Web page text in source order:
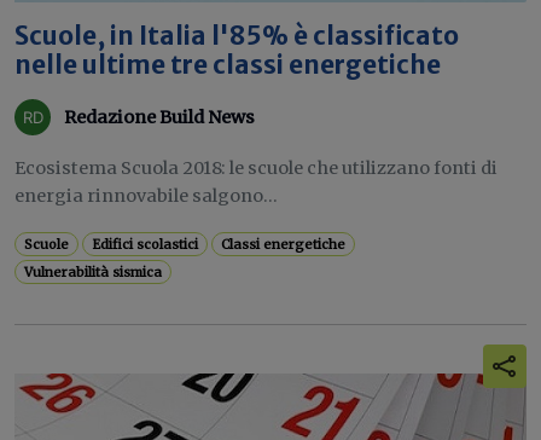
Scuole, in Italia l'85% è classificato
nelle ultime tre classi energetiche
Redazione Build News
Ecosistema Scuola 2018: le scuole che utilizzano fonti di
energia rinnovabile salgono...
Scuole Edifici scolastici
Classi energetiche
Vulnerabilità sismica